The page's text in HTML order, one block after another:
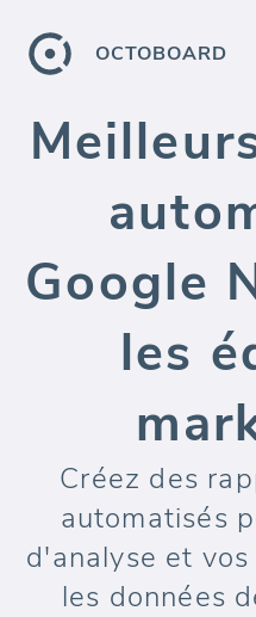
OCTOBOARD
Google
les
Créez des
automatisés
d'analyse et
les données